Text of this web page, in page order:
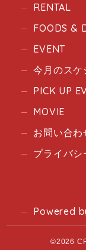
RENTAL
FOODS &
EVENT
今月のスケ
PICK UP
MOVIE
お問い合わ
プライバシ
Powered
©2026